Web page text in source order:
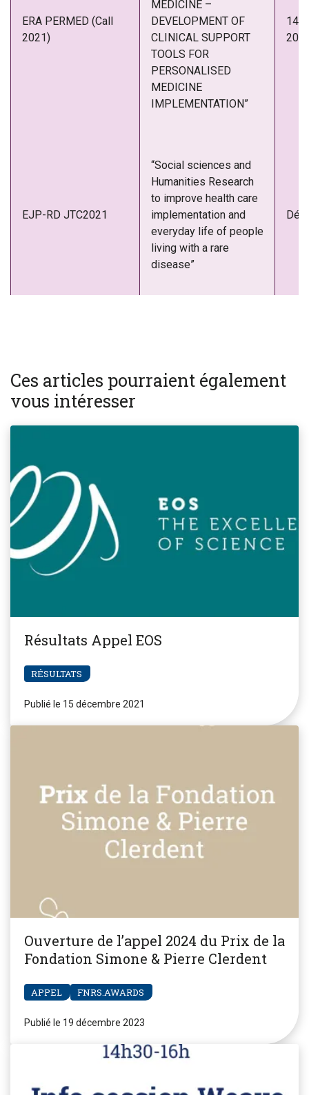
ERA PERMED (Call
2021)
MEDICINE –
DEVELOPMENT OF
CLINICAL SUPPORT
TOOLS FOR
PERSONALISED
MEDICINE
IMPLEMENTATION”
14-
EJP-RD JTC2021
“Social sciences and
Humanities Research
to improve health care
implementation and
everyday life of people
living with a rare
disease”
Ces articles pourraient également
vous intéresser
Résultats Appel EOS
RÉSULTATS
Publié le 15 décembre 2021
Ouverture de l’appel 2024 du Prix de la
Fondation Simone & Pierre Clerdent
APPEL FNRS.AWARDS
Publié le 19 décembre 2023